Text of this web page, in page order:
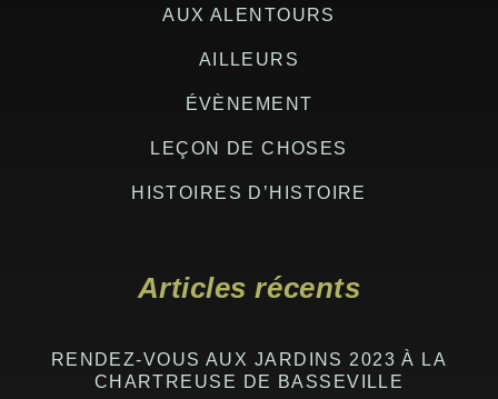
AUX ALENTOURS
AILLEURS
ÉVÈNEMENT
LEÇON DE CHOSES
HISTOIRES D’HISTOIRE
Articles récents
RENDEZ-VOUS AUX JARDINS 2023 À LA
CHARTREUSE DE BASSEVILLE